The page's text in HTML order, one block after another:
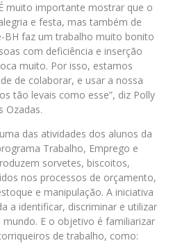
muito importante mostrar que o
e festa, mas também de
BH faz um trabalho muito bonito
com deficiência e inserção
muito. Por isso, estamos
de colaborar, e usar a nossa
tão levais como esse”, diz Polly
Ozadas.
das atividades dos alunos da
Trabalho, Emprego e
sorvetes, biscoitos,
nos processos de orçamento,
e manipulação. A iniciativa
a identificar, discriminar e utilizar
E o objetivo é familiarizar
de trabalho, como: